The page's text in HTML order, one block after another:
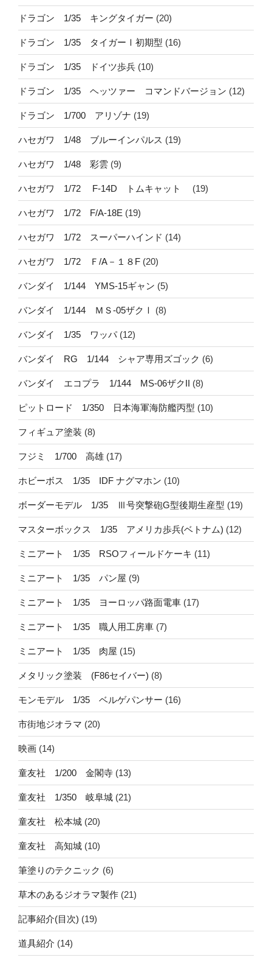
ドラゴン 1/35 キングタイガー (20)
ドラゴン 1/35 タイガーⅠ初期型 (16)
ドラゴン 1/35 ドイツ歩兵 (10)
ドラゴン 1/35 ヘッツァー コマンドバージョン (12)
ドラゴン 1/700 アリゾナ (19)
ハセガワ 1/48 ブルーインパルス (19)
ハセガワ 1/48 彩雲 (9)
ハセガワ 1/72 F-14D トムキャット (19)
ハセガワ 1/72 F/A-18E (19)
ハセガワ 1/72 スーパーハインド (14)
ハセガワ 1/72 Ｆ/A－１８F (20)
バンダイ 1/144 YMS-15ギャン (5)
バンダイ 1/144 ＭＳ-05ザクⅠ (8)
バンダイ 1/35 ワッパ(12)
バンダイ RG 1/144 シャア専用ズゴック (6)
バンダイ エコプラ 1/144 MS-06ザクII (8)
ピットロード 1/350 日本海軍海防艦丙型 (10)
フィギュア塗装 (8)
フジミ 1/700 高雄 (17)
ホビーボス 1/35 IDF ナグマホン (10)
ボーダーモデル 1/35 Ⅲ号突撃砲G型後期生産型 (19)
マスターボックス 1/35 アメリカ歩兵(ベトナム) (12)
ミニアート 1/35 RSOフィールドケーキ (11)
ミニアート 1/35 パン屋 (9)
ミニアート 1/35 ヨーロッパ路面電車 (17)
ミニアート 1/35 職人用工房車 (7)
ミニアート 1/35 肉屋 (15)
メタリック塗装 (F86セイバー) (8)
モンモデル 1/35 ベルゲパンサー (16)
市街地ジオラマ (20)
映画 (14)
童友社 1/200 金閣寺 (13)
童友社 1/350 岐阜城 (21)
童友社 松本城 (20)
童友社 高知城 (10)
筆塗りのテクニック (6)
草木のあるジオラマ製作 (21)
記事紹介(目次) (19)
道具紹介 (14)